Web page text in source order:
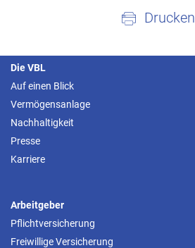
Drucken
Die VBL
Auf einen Blick
Vermögensanlage
Nachhaltigkeit
Presse
Karriere
Arbeitgeber
Pflichtversicherung
Freiwillige Versicherung